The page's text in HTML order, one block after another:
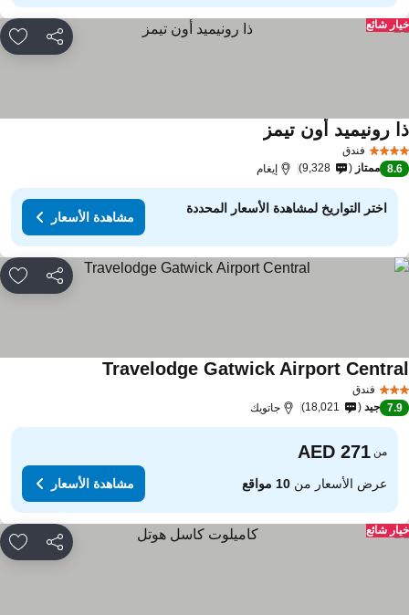
مشاركة
شائع
فندق
رونيميد أون تيمز
8.6 ممتاز 9,328 إيغام
اختر التواريخ لمشاهدة الأسعار المحددة
مشاهدة الأسعار
مشاركة
فندق
Travelodge Gatwick Airport
7.9 جيد 18,021 جاتويك
من
عرض الأسعار من10 مواقع مشاهدة الأسعار
مشاركة
شائع